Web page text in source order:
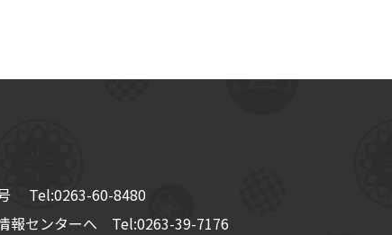
Tel:0263-60-8480
報センターへ Tel:0263-39-7176